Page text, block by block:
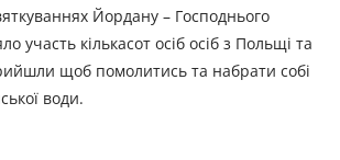
Йордану – Господнього
участь кількасот осіб осіб з Польщі та
щоб помолитись та набрати собі
води.